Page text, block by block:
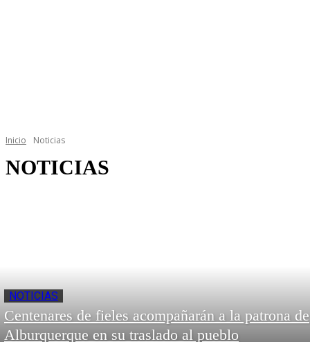
Inicio Noticias
NOTICIAS
NOTICIAS
Centenares de fieles acompañarán a la patrona de
Alburquerque en su traslado al pueblo